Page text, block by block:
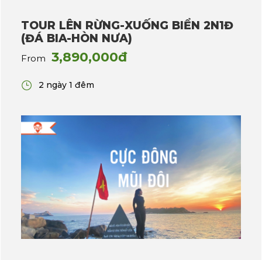
TOUR LÊN RỪNG-XUỐNG BIỂN 2N1Đ
(ĐÁ BIA-HÒN NƯA)
From 3,890,000đ
2 ngày 1 đêm